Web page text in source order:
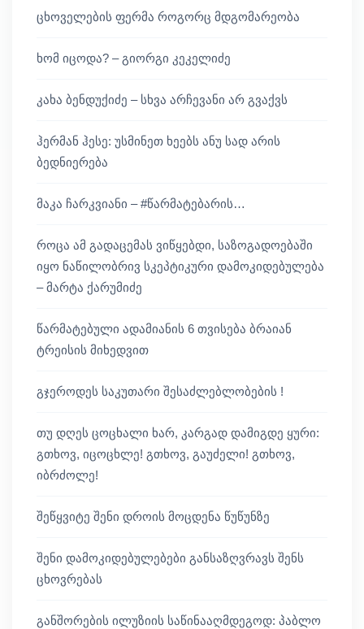
ცხოველების ფერმა როგორც მდგომარეობა
ხომ იცოდა? – გიორგი კეკელიძე
კახა ბენდუქიძე – სხვა არჩევანი არ გვაქვს
ჰერმან ჰესე: უსმინეთ ხეებს ანუ სად არის
ბედნიერება
მაკა ჩარკვიანი – #წარმატებარის…
როცა ამ გადაცემას ვიწყებდი, საზოგადოებაში
იყო ნაწილობრივ სკეპტიკური დამოკიდებულება
– მარტა ქარუმიძე
წარმატებული ადამიანის 6 თვისება ბრაიან
ტრეისის მიხედვით
გჯეროდეს საკუთარი შესაძლებლობების !
თუ დღეს ცოცხალი ხარ, კარგად დამიგდე ყური:
გთხოვ, იცოცხლე! გთხოვ, გაუძელი! გთხოვ,
იბრძოლე!
შეწყვიტე შენი დროის მოცდენა წუწუნზე
შენი დამოკიდებულებები განსაზღვრავს შენს
ცხოვრებას
განშორების ილუზიის საწინააღმდეგოდ: პაბლო